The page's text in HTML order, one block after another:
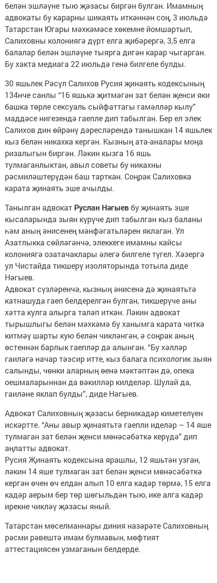
белән эшләүне тыю җәзасы биргән булган. Имамның
адвокаты бу карарны шикаять иткәннән соң, 3 июльдә
Татарстан Югары мәхкәмәсе хөкемне йомшартып,
Салиховны колониягә дүрт елга җибәрергә, 3,5 елга
балалар белән эшләүне тыярга дигән карар чыгарган.
Бу хакта медиага 22 июльдә генә билгеле булды.
30 яшьлек Рәсүл Салихов Русия җинаять кодексының
134нче санлы “16 яшькә җитмәгән зат белән җенси яки
башка төрле сексуаль сыйфаттагы гамәлләр кылу”
маддәсе нигезендә гаепле дип табылган. Бер ел элек
Салихов дин өйрәнү дәресләрендә танышкан 14 яшьлек
кыз белән никахка кергән. Кызның ата-аналары моңа
ризалыгын биргән. Ләкин кызга 16 яшь
тулмаганлыктан, авыл советы бу никахны
рәсмиләштерүдән баш тарткан. Соңрак Салиховка
карата җинаять эше ачылды.
Танылган адвокат Руслан Нәгыевбу җинаять эше
кысаларында зыян күрүче дип табылган кыз баланы
һәм аның әнисенең мәнфәгатьләрен яклаган. Ул
Азатлыкка сөйләгәнчә, элеккеге имамны кайсы
колониягә озатачаклары әлегә билгеле түгел. Хәзергә
ул Чистайда тикшерү изоляторында тотыла диде
Нәгыев.
Адвокат сүзләренчә, кызның әнисенә дә җинаятьтә
катнашуда гаеп белдерелгән булган, тикшерүче аны
хәтта кулга алырга таләп иткән. Ләкин адвокат
тырышлыгы белән мәхкәмә бу ханымга карата читкә
китмәү шарты кую белән чикләнгән, ә соңрак аның
өстеннән барлык гаепләр дә алынган. “Бу хәлләр
гаиләгә начар тәэсир итте, кыз балага психологик зыян
салынды, чөнки аларның өенә мәктәптән дә, опека
оешмаларыннан да вәкилләр килделәр. Шулай да,
гаиләне яклап булды”, диде Нәгыев.
Адвокат Салиховның җәзасы берникадәр киметелүен
искәртте. “Аны авыр җинаятьтә гаепли иделәр – 14 яше
тулмаган зат белән җенси мөнәсәбәткә керүдә” дип
аңлатты адвокат.
Русия Җинаять кодексына ярашлы, 12 яшьтән узган,
ләкин 14 яше тулмаган зат белән җенси мөнәсәбәткә
кергән өчен өч елдан алып 10 елга кадәр төрмә, 15 елга
кадәр аерым бер төр шөгыльдән тыю, ике алга кадәр
ирекне чикләү җәзасы яный.
Татарстан мөселманнары диния назәрәте Салиховның
рәсми рәвештә имам булмавын, мөфтият
аттестациясен узмаганын белдерде.